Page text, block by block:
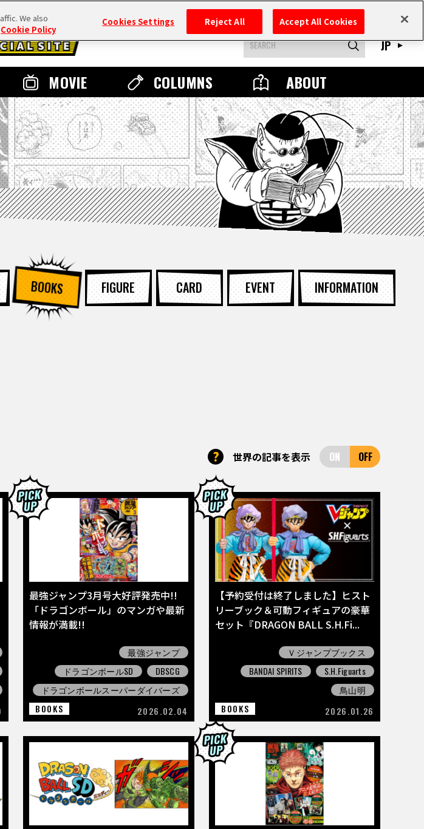
MOVIE COLUMNS ABOUT
JP
BOOKS FIGURE CARD EVENT INFORMATION
? 世界の記事を表示
最強ジャンプ3月号大好評発売中!!
「ドラゴンボール」のマンガや最新
情報が満載!!
最強ジャンプ
ドラゴンボールSD
DBSCG
ドラゴンボールスーパーダイバーズ
BOOKS
2026.02.04
【予約受付は終了しました】ヒスト
リーブック＆可動フィギュアの豪華
セット『DRAGON BALL S.H.Fi...
Ｖジャンプブックス
BANDAI SPIRITS
S.H.Figuarts
鳥山明
BOOKS
2026.01.26
We also
Cookie Policy
Cookies Settings Reject All Accept All Cookies